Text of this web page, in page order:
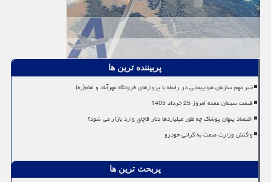
پربیننده ترین ها
خبر مهم سازمان هواپیمایی در رابطه با پروازهای فرودگاه مهرآباد و امام(ره)
قیمت سیمان عمده امروز 25 خرداد 1405
اقتصاد پنهان پوشاک چه طور میلیاردها دلار قاچاق وارد بازار می شود؟
واکنش وزارت صمت به گرانی خودرو
پربحث ترین ها